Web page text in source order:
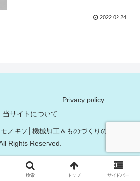
2022.02.24
Privacy policy
当サイトについて
ノキソ│機械加工＆ものづくりの基礎知識
Rights Reserved.
検索 トップ サイドバー